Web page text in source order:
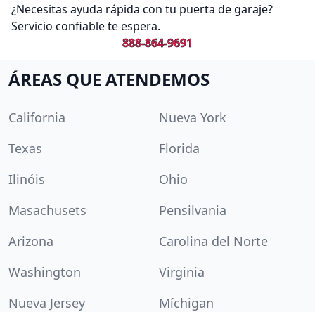
¿Necesitas ayuda rápida con tu puerta de garaje?
Servicio confiable te espera.
888-864-9691
ÁREAS QUE ATENDEMOS
California
Nueva York
Texas
Florida
Ilinóis
Ohio
Masachusets
Pensilvania
Arizona
Carolina del Norte
Washington
Virginia
Nueva Jersey
Míchigan